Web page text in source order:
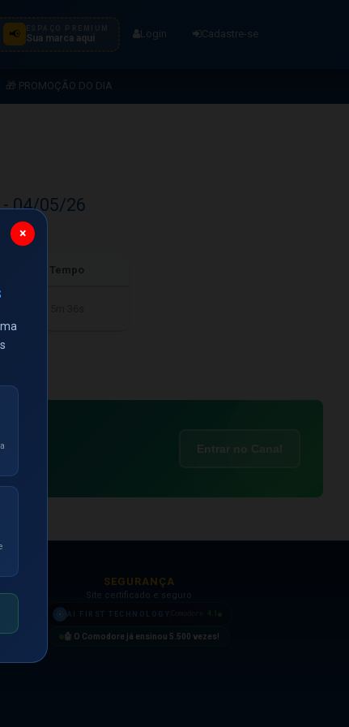
📢 Sua marca aqui Login Cadastre-se
🎁 PROMOÇÃO DO DIA
04/05/26
Tempo
Entrar no Canal
SEGURANÇA
Site certificado e seguro
AI FIRST TECHNOLOGY
🤖 O Comodore já ensinou 5.500 vezes!
×